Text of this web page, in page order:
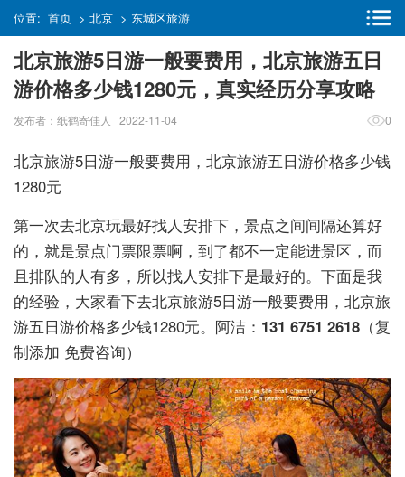
位置: 首页 > 北京 > 东城区旅游
北京旅游5日游一般要费用，北京旅游五日
游价格多少钱1280元，真实经历分享攻略
发布者：纸鹤寄佳人 2022-11-04 0
北京旅游5日游一般要费用，北京旅游五日游价格多少钱
1280元
第一次去北京玩最好找人安排下，景点之间间隔还算好
的，就是景点门票限票啊，到了都不一定能进景区，而
且排队的人有多，所以找人安排下是最好的。下面是我
的经验，大家看下去北京旅游5日游一般要费用，北京旅
游五日游价格多少钱1280元。阿洁： 131 6751 2618 （复
制添加 免费咨询）